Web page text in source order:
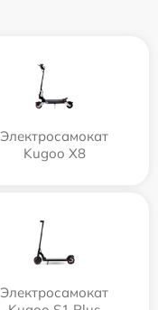
Электросамокат
Kugoo X8
Электросамокат